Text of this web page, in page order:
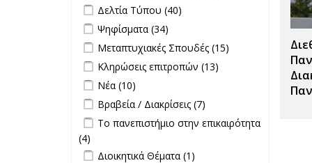
Apply Δελτία Τύπου filter
Δελτία Τύπου (40)
Apply Ψηφίσματα filter
Ψηφίσματα (34)
Apply Μεταπτυχιακές Σπουδές filter
Μεταπτυχιακές Σπουδές (15)
Μεταπτυχιακές
Σπουδές filter
Apply Κληρώσεις επιτροπών filter
Κληρώσεις επιτροπών (13)
Apply Νέα filter
Νέα (10)
Apply Βραβεία / Διακρίσεις filter
Βραβεία / Διακρίσεις (7)
Διακρίσεις
Apply Το πανεπιστήμιο στην
επικαιρότητα filter
Το πανεπιστήμιο στην επικαιρότητα
(4)
επικαιρότητα filter
Apply Διοικητικά Θέματα filter
Διοικητικά Θέματα (1)